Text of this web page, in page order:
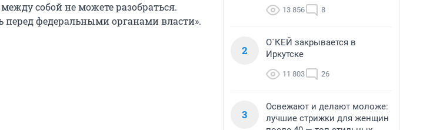
собой не можете разобраться.
перед федеральными органами власти».
13 856 8
2
О`КЕЙ закрывается в
Иркутске
11 803 26
3
Освежают и делают моложе:
лучшие стрижки для женщин